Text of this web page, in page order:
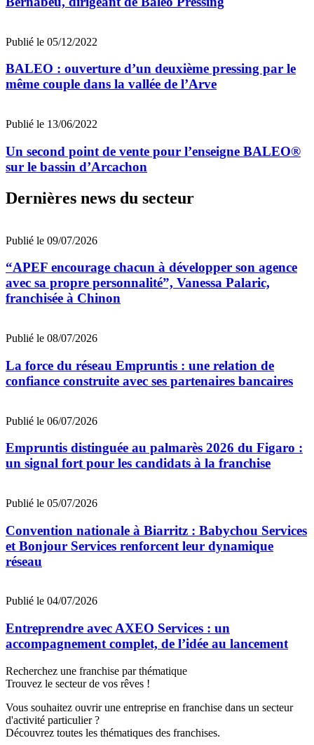
Publié le 05/12/2022
BALEO : ouverture d’un deuxième pressing par le
même couple dans la vallée de l’Arve
Publié le 13/06/2022
Un second point de vente pour l’enseigne BALEO®
sur le bassin d’Arcachon
Dernières news du secteur
Publié le 09/07/2026
“APEF encourage chacun à développer son agence
avec sa propre personnalité”, Vanessa Palaric,
franchisée à Chinon
Publié le 08/07/2026
La force du réseau Empruntis : une relation de
confiance construite avec ses partenaires bancaires
Publié le 06/07/2026
Empruntis distinguée au palmarès 2026 du Figaro :
un signal fort pour les candidats à la franchise
Publié le 05/07/2026
Convention nationale à Biarritz : Babychou Services
et Bonjour Services renforcent leur dynamique
réseau
Publié le 04/07/2026
Entreprendre avec AXEO Services : un
accompagnement complet, de l’idée au lancement
Recherchez une franchise par thématique
Trouvez le secteur de vos rêves !
Vous souhaitez ouvrir une entreprise en franchise dans un secteur
d'activité particulier ?
Découvrez toutes les thématiques des franchises.